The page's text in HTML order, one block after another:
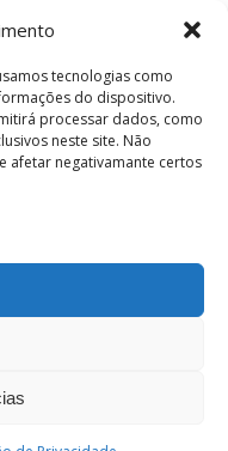
tecnologias como
do dispositivo.
processar dados, como
neste site. Não
afetar negativamante certos